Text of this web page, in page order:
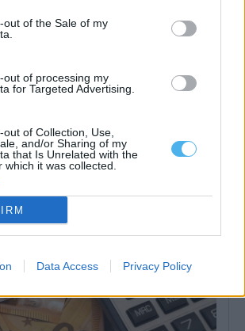
out of the Sale of my
out of processing my
for Targeted Advertising.
of Collection, Use,
and/or Sharing of my
that Is Unrelated with the
which it was collected.
Data Access Privacy Policy
Évora promove fichas pedagógicas
e natureza
de Évora (ICÉ) e o Repositório Pedagógico